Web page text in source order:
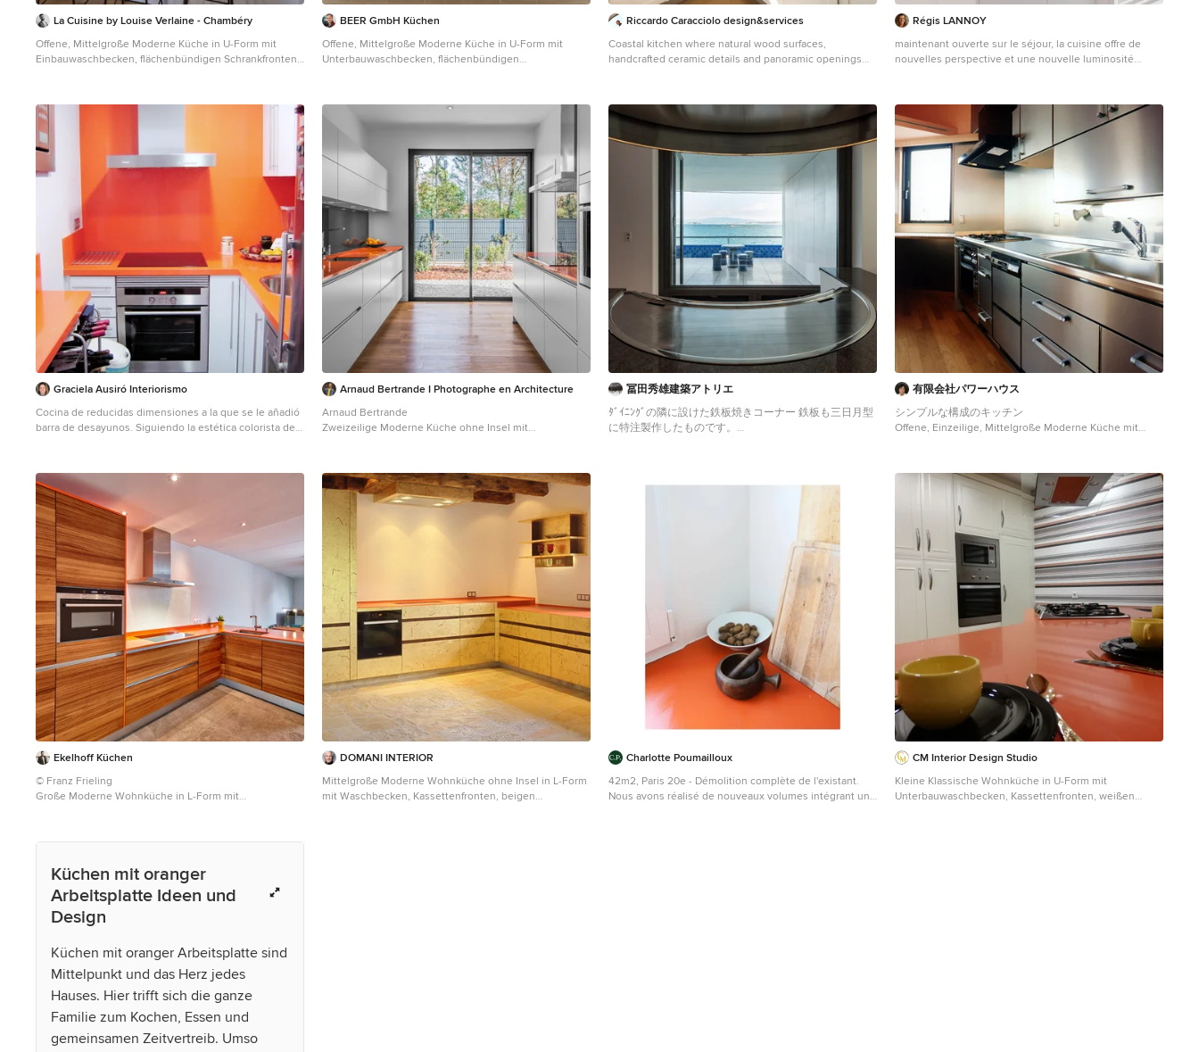
La Cuisine by Louise Verlaine - Chambéry
Offene, Mittelgroße Moderne Küche in U-Form mit
Einbauwaschbecken, flächenbündigen Schrankfronten,
oranger Arbeitsplatte in Sonstige
BEER GmbH Küchen
Offene, Mittelgroße Moderne Küche in U-Form mit
Unterbauwaschbecken, flächenbündigen
Elektrogeräten, grauem Boden und oranger
Arbeitsplatte in München
Riccardo Caracciolo design&services
Coastal kitchen where natural wood surfaces,
handcrafted ceramic details and panoramic openings
integrated layout and carefully selected materials
enhance both functionality and connection with the
surrounding landscape, while natural light and sea
views become an integral part of the architectural
experience. A refined balance between simplicity,
craftsmanship and contemporary coastal design.
Régis LANNOY
maintenant ouverte sur le séjour, la cuisine offre de
nouvelles perspective et une nouvelle luminosité
Arbeitsplatte, Keramikboden, Kücheninsel und oranger
Arbeitsplatte in Lyon
Graciela Ausiró Interiorismo
Cocina de reducidas dimensiones a la que se le añadió
barra de desayunos. Siguiendo la estética colorista de
Waschbecken, weißen Schränken, Quarzwerkstein-
Arbeitsplatte, Küchenrückwand in Orange, Rückwand
aus Quarzwerkstein, Küchengeräten aus Edelstahl,
Schieferboden, grauem Boden und oranger
Arbeitsplatte in Barcelona
Arnaud Bertrande I Photographe en Architecture
Arnaud Bertrande
Zweizeilige Moderne Küche ohne Insel mit
Küchenrückwand in Grau, Glasrückwand,
Küchengeräten aus Edelstahl, braunem Holzboden und
oranger Arbeitsplatte in Bordeaux
冨田秀雄建築アトリエ
ﾀﾞｲﾆﾝｸﾞの隣に設けた鉄板焼きコーナー 鉄板も三日月型
に特注製作したものです。
Boden und oranger Arbeitsplatte in Yokohama
有限会社パワーハウス
シンプルな構成のキッチン
Offene, Einzeilige, Mittelgroße Moderne Küche mit
in Grau, Glasrückwand, bunten Elektrogeräten,
Kücheninsel, braunem Boden und oranger
Arbeitsplatte in Tokio
Ekelhoff Küchen
© Franz Frieling
Große Moderne Wohnküche in L-Form mit
Glasrückwand, Küchengeräten aus Edelstahl,
Weiß, Halbinsel, Betonboden und oranger Arbeitsplatte
in Sonstige
DOMANI INTERIOR
Mittelgroße Moderne Wohnküche ohne Insel in L-Form
mit Waschbecken, Kassettenfronten, beigen
Charlotte Poumailloux
42m2, Paris 20e - Démolition complète de l'existant.
Nous avons réalisé de nouveaux volumes intégrant une
CM Interior Design Studio
Kleine Klassische Wohnküche in U-Form mit
Unterbauwaschbecken, Kassettenfronten, weißen
Küchen mit oranger
Arbeitsplatte Ideen und
Design
Küchen mit oranger Arbeitsplatte sind
Mittelpunkt und das Herz jedes
Hauses. Hier trifft sich die ganze
Familie zum Kochen, Essen und
gemeinsamen Zeitvertreib. Umso